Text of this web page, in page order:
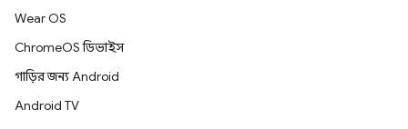
Wear OS
ChromeOS ডিভাইস
গাড়ির জন্য Android
Android TV